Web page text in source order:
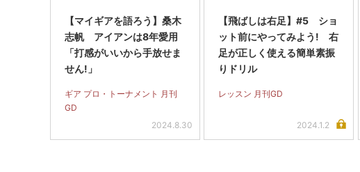
【マイギアを語ろう】桑木
志帆 アイアンは8年愛用
「打感がいいから手放せま
せん!」
ギア プロ・トーナメント 月刊
GD
2024.8.30
【飛ばしは右足】#5 ショ
ット前にやってみよう! 右
足が正しく使える簡単素振
りドリル
レッスン 月刊GD
2024.1.2